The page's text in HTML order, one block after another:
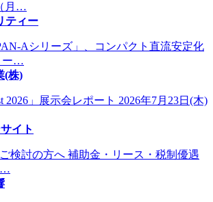
月…
ティー
Aシリーズ」、コンパクト直流安定化
ー…
(株)
2026」展示会レポート 2026年7月23日(木)
イト
検討の方へ 補助金・リース・税制優遇
…